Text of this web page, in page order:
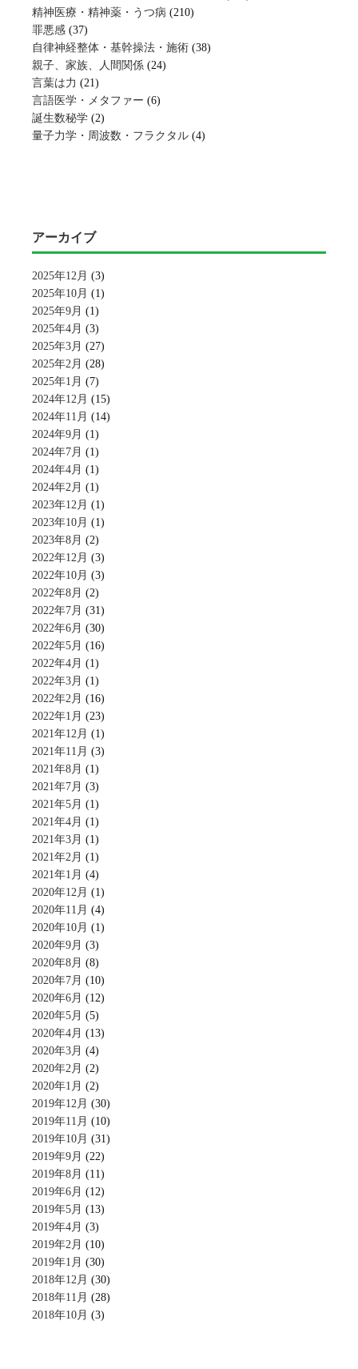
精神医療・精神薬・うつ病 (210)
罪悪感 (37)
自律神経整体・基幹操法・施術 (38)
親子、家族、人間関係 (24)
言葉は力 (21)
言語医学・メタファー (6)
誕生数秘学 (2)
量子力学・周波数・フラクタル (4)
アーカイブ
2025年12月 (3)
2025年10月 (1)
2025年9月 (1)
2025年4月 (3)
2025年3月 (27)
2025年2月 (28)
2025年1月 (7)
2024年12月 (15)
2024年11月 (14)
2024年9月 (1)
2024年7月 (1)
2024年4月 (1)
2024年2月 (1)
2023年12月 (1)
2023年10月 (1)
2023年8月 (2)
2022年12月 (3)
2022年10月 (3)
2022年8月 (2)
2022年7月 (31)
2022年6月 (30)
2022年5月 (16)
2022年4月 (1)
2022年3月 (1)
2022年2月 (16)
2022年1月 (23)
2021年12月 (1)
2021年11月 (3)
2021年8月 (1)
2021年7月 (3)
2021年5月 (1)
2021年4月 (1)
2021年3月 (1)
2021年2月 (1)
2021年1月 (4)
2020年12月 (1)
2020年11月 (4)
2020年10月 (1)
2020年9月 (3)
2020年8月 (8)
2020年7月 (10)
2020年6月 (12)
2020年5月 (5)
2020年4月 (13)
2020年3月 (4)
2020年2月 (2)
2020年1月 (2)
2019年12月 (30)
2019年11月 (10)
2019年10月 (31)
2019年9月 (22)
2019年8月 (11)
2019年6月 (12)
2019年5月 (13)
2019年4月 (3)
2019年2月 (10)
2019年1月 (30)
2018年12月 (30)
2018年11月 (28)
2018年10月 (3)